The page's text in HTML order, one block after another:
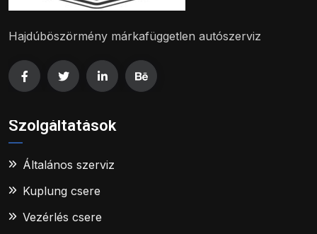
Hajdúböszörmény márkafüggetlen autószerviz
Szolgáltatások
Általános szerviz
Kuplung csere
Vezérlés csere